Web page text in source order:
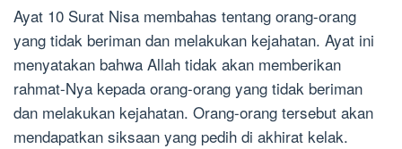
Ayat 10 Surat Nisa membahas tentang orang-orang
yang tidak beriman dan melakukan kejahatan. Ayat ini
menyatakan bahwa Allah tidak akan memberikan
rahmat-Nya kepada orang-orang yang tidak beriman
dan melakukan kejahatan. Orang-orang tersebut akan
mendapatkan siksaan yang pedih di akhirat kelak.